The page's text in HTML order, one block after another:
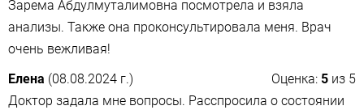
Зарема Абдулмуталимовна посмотрела и взяла
анализы. Также она проконсультировала меня. Врач
очень вежливая!
Елена (08.08.2024 г.) Оценка: 5 из 5
Доктор задала мне вопросы. Расспросила о состоянии